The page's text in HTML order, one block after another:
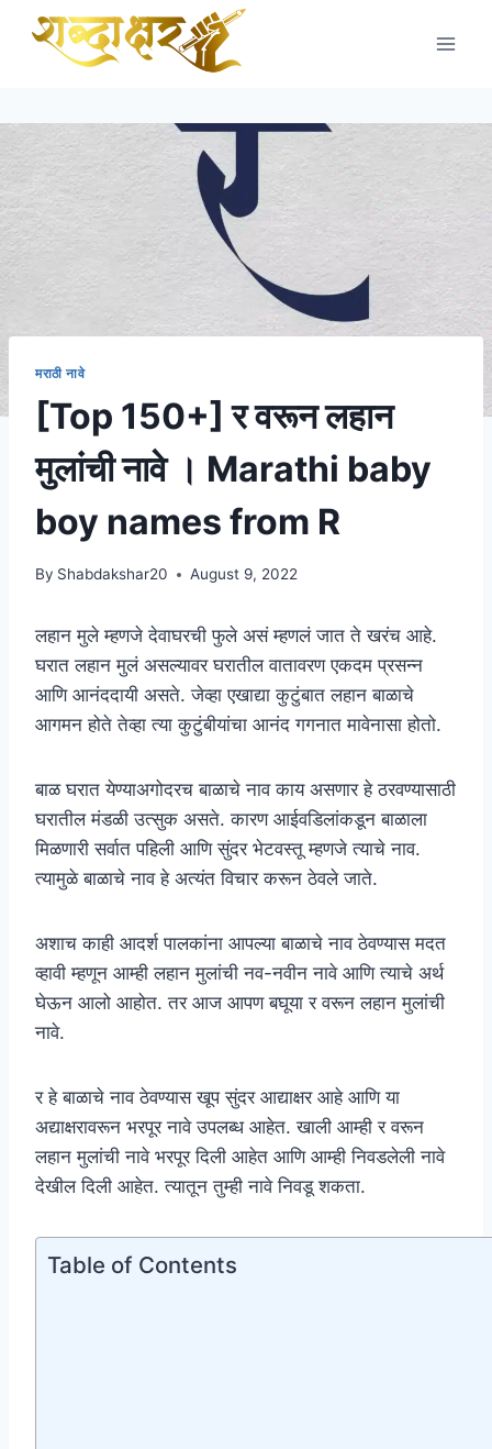
मराठी नावे
[Top 150+] र वरून लहान
मुलांची नावे । Marathi baby
boy names from R
By Shabdakshar20 August 9, 2022
लहान मुले म्हणजे देवाघरची फुले असं म्हणलं जात ते खरंच आहे.
घरात लहान मुलं असल्यावर घरातील वातावरण एकदम प्रसन्न
आणि आनंददायी असते. जेव्हा एखाद्या कुटुंबात लहान बाळाचे
आगमन होते तेव्हा त्या कुटुंबीयांचा आनंद गगनात मावेनासा होतो.
बाळ घरात येण्याअगोदरच बाळाचे नाव काय असणार हे ठरवण्यासाठी
घरातील मंडळी उत्सुक असते. कारण आईवडिलांकडून बाळाला
मिळणारी सर्वात पहिली आणि सुंदर भेटवस्तू म्हणजे त्याचे नाव.
त्यामुळे बाळाचे नाव हे अत्यंत विचार करून ठेवले जाते.
अशाच काही आदर्श पालकांना आपल्या बाळाचे नाव ठेवण्यास मदत
व्हावी म्हणून आम्ही लहान मुलांची नव-नवीन नावे आणि त्याचे अर्थ
घेऊन आलो आहोत. तर आज आपण बघूया र वरून लहान मुलांची
नावे.
र हे बाळाचे नाव ठेवण्यास खूप सुंदर आद्याक्षर आहे आणि या
अद्याक्षरावरून भरपूर नावे उपलब्ध आहेत. खाली आम्ही र वरून
लहान मुलांची नावे भरपूर दिली आहेत आणि आम्ही निवडलेली नावे
देखील दिली आहेत. त्यातून तुम्ही नावे निवडू शकता.
Table of Contents